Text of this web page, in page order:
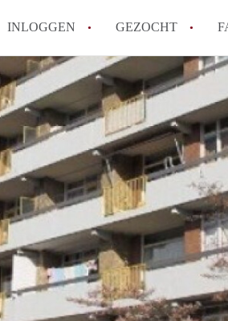
INLOGGEN GEZOCHT
How to translate
Wat is AppartementDelft?
Hoeveel kost het om te reageren
Wat is de privacyverklaring van
Berekent AppartementDelft
Alle veelgestelde vragen